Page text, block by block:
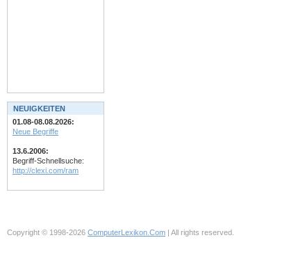
NEUIGKEITEN
01.08-08.08.2026:
Neue Begriffe
13.6.2006:
Begriff-Schnellsuche:
http://clexi.com/ram
Copyright © 1998-2026 ComputerLexikon.Com | All rights reserved.